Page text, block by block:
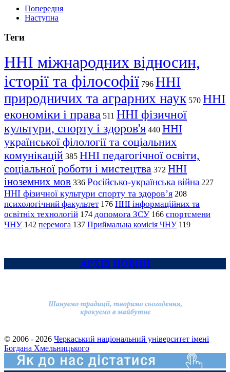
Попередня
Наступна
Теги
ННІ міжнародних відносин,
історії та філософії 796 ННІ
природничих та аграрних наук 570 ННІ
економіки і права 511 ННІ фізичної
культури, спорту і здоров'я 440 ННІ
української філології та соціальних
комунікацій 385 ННІ педагогічної освіти,
соціальної роботи і мистецтва 372 ННІ
іноземних мов 336 Російсько-українська війна 227
ННІ фізичної культури спорту та здоров’я 208
психологічний факультет 176 ННІ інформаційних та
освітніх технологій 174 допомога ЗСУ 166 спортсмени
ЧНУ 142 перемога 137 Приймальна комісія ЧНУ 119
АРХІВ НОВИН
© 2006 - 2026 Черкаський національний університет імені
Богдана Хмельницького